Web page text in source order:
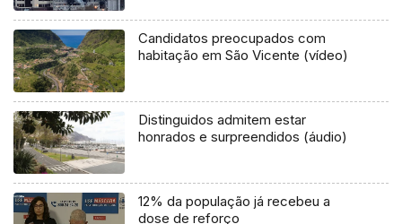
Candidatos preocupados com
habitação em São Vicente (vídeo)
Distinguidos admitem estar
honrados e surpreendidos (áudio)
12% da população já recebeu a
dose de reforço